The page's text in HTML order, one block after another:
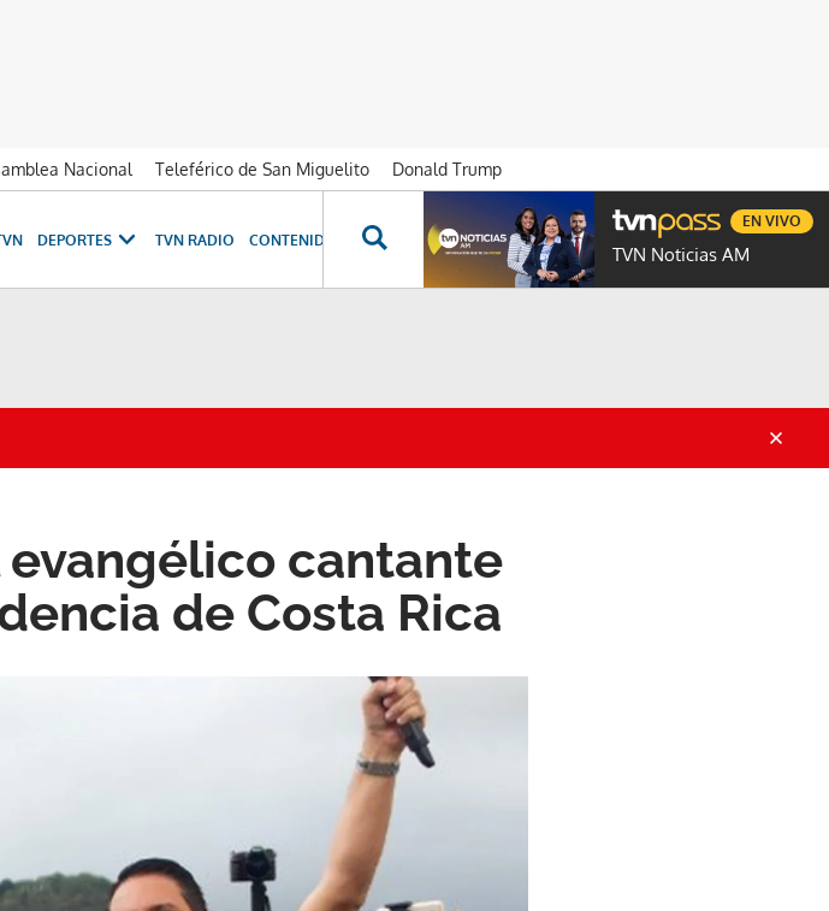
Nacional Teleférico de San Miguelito
Donald Trump
DEPORTES TVN RADIO CONTENIDOS ESPECIALES NOVELAS PROGRAMAS GENTE TVN
TVN Noticias AM
EN VIVO
evangélico cantante
de Costa Rica